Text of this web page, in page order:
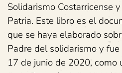
Solidarismo Costarricense
Patria. Este libro es el
que se haya elaborado
Padre del solidarismo y
17 de junio de 2020, como